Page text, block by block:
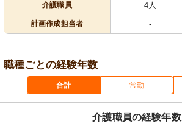
介護職員 4人
計画作成担当者 -
職種ごとの経験年数
合計 常勤
介護職員の経験年数